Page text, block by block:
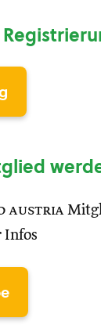
austria
Infos